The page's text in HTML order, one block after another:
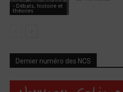
- Débats, histoire et
théories
Dernier numéro des NCS